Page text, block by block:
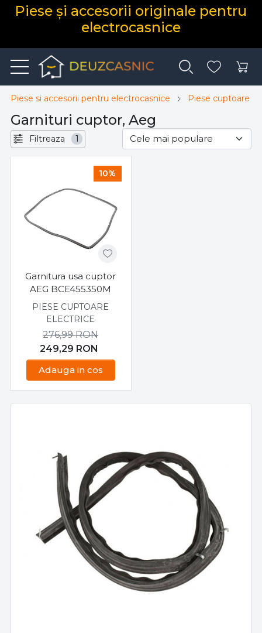
Piese și accesorii originale pentru
electrocasnice
Piese si accesorii pentru electrocasnice Piese cuptoare
Garnituri cuptor, Aeg
Filtreaza 1
10%
Garnitura usa cuptor
AEG BCE455350M
PIESE CUPTOARE
ELECTRICE
249,29 RON
276,99RON
Adauga in cos